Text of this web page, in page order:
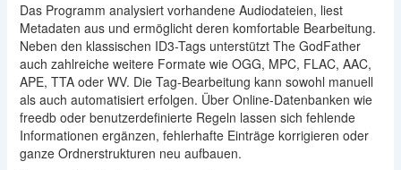
Das Programm analysiert vorhandene Audiodateien, liest
Metadaten aus und ermöglicht deren komfortable Bearbeitung.
Neben den klassischen ID3-Tags unterstützt The GodFather
auch zahlreiche weitere Formate wie OGG, MPC, FLAC, AAC,
APE, TTA oder WV. Die Tag-Bearbeitung kann sowohl manuell
als auch automatisiert erfolgen. Über Online-Datenbanken wie
freedb oder benutzerdefinierte Regeln lassen sich fehlende
Informationen ergänzen, fehlerhafte Einträge korrigieren oder
ganze Ordnerstrukturen neu aufbauen.